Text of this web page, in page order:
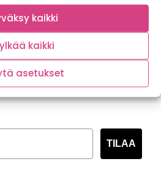
kaikki
kaikki
asetuksetuutiskirje
TILAA